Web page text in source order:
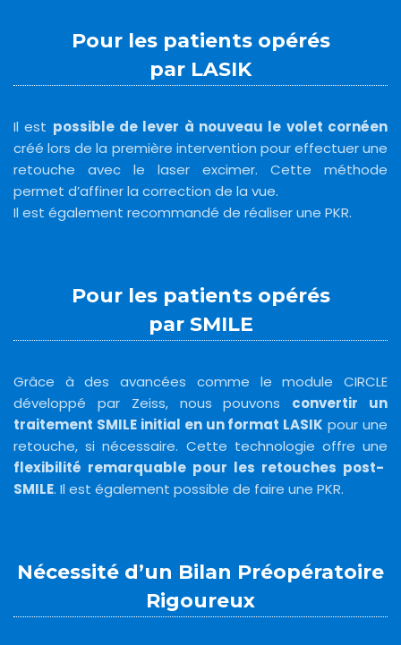
Pour les patients opérés
par LASIK
Il est possible de lever à nouveau le volet cornéen
créé lors de la première intervention pour effectuer une
retouche avec le laser excimer. Cette méthode
permet d’affiner la correction de la vue.
Il est également recommandé de réaliser une PKR.
Pour les patients opérés
par SMILE
Grâce à des avancées comme le module CIRCLE
développé par Zeiss, nous pouvons convertir un
traitement SMILE initial en un format LASIK pour une
retouche, si nécessaire. Cette technologie offre une
flexibilité remarquable pour les retouches post-
SMILE. Il est également possible de faire une PKR.
Nécessité d’un Bilan Préopératoire
Rigoureux